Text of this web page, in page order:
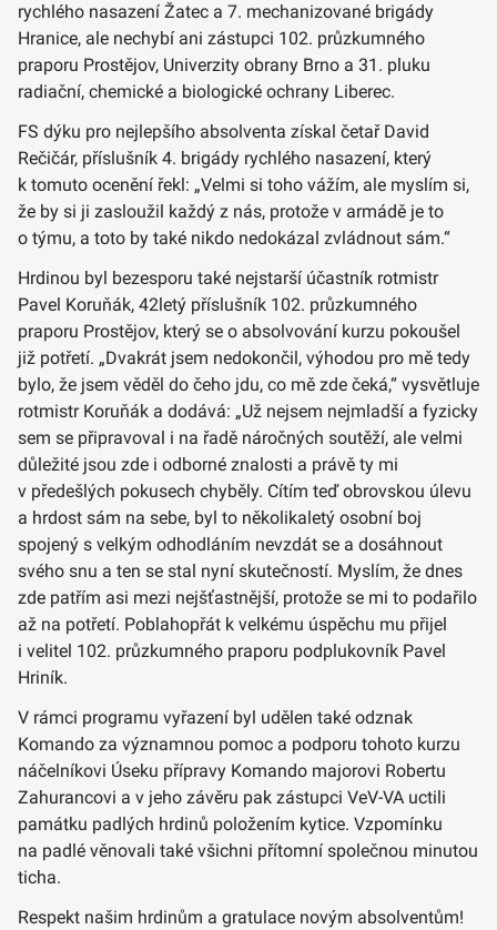
rychlého nasazení Žatec a 7. mechanizované brigády
Hranice, ale nechybí ani zástupci 102. průzkumného
praporu Prostějov, Univerzity obrany Brno a 31. pluku
radiační, chemické a biologické ochrany Liberec.
FS dýku pro nejlepšího absolventa získal četař David
Rečičár, příslušník 4. brigády rychlého nasazení, který
k tomuto ocenění řekl: „Velmi si toho vážím, ale myslím si,
že by si ji zasloužil každý z nás, protože v armádě je to
o týmu, a toto by také nikdo nedokázal zvládnout sám.“
Hrdinou byl bezesporu také nejstarší účastník rotmistr
Pavel Koruňák, 42letý příslušník 102. průzkumného
praporu Prostějov, který se o absolvování kurzu pokoušel
již potřetí. „Dvakrát jsem nedokončil, výhodou pro mě tedy
bylo, že jsem věděl do čeho jdu, co mě zde čeká,“ vysvětluje
rotmistr Koruňák a dodává: „Už nejsem nejmladší a fyzicky
sem se připravoval i na řadě náročných soutěží, ale velmi
důležité jsou zde i odborné znalosti a právě ty mi
v předešlých pokusech chyběly. Cítím teď obrovskou úlevu
a hrdost sám na sebe, byl to několikaletý osobní boj
spojený s velkým odhodláním nevzdát se a dosáhnout
svého snu a ten se stal nyní skutečností. Myslím, že dnes
zde patřím asi mezi nejšťastnější, protože se mi to podařilo
až na potřetí. Poblahopřát k velkému úspěchu mu přijel
i velitel 102. průzkumného praporu podplukovník Pavel
Hriník.
V rámci programu vyřazení byl udělen také odznak
Komando za významnou pomoc a podporu tohoto kurzu
náčelníkovi Úseku přípravy Komando majorovi Robertu
Zahurancovi a v jeho závěru pak zástupci VeV-VA uctili
památku padlých hrdinů položením kytice. Vzpomínku
na padlé věnovali také všichni přítomní společnou minutou
ticha.
Respekt našim hrdinům a gratulace novým absolventům!